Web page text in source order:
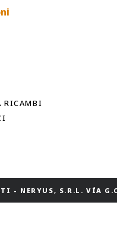
RICAMBI
- NERYUS, S.R.L. VÍA